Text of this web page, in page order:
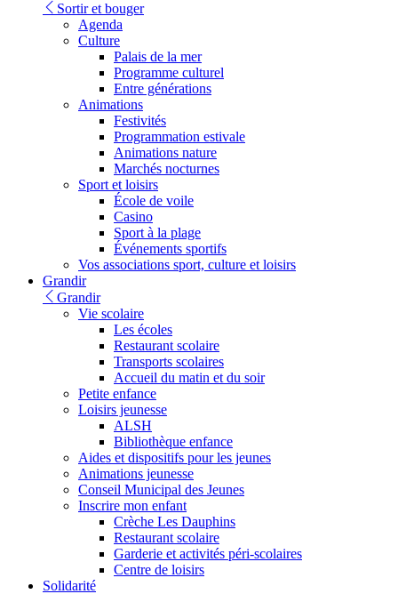
Sortir et bouger
Agenda
Culture
Palais de la mer
Programme culturel
Entre générations
Animations
Festivités
Programmation estivale
Animations nature
Marchés nocturnes
Sport et loisirs
École de voile
Casino
Sport à la plage
Événements sportifs
Vos associations sport, culture et loisirs
Grandir
Grandir
Vie scolaire
Les écoles
Restaurant scolaire
Transports scolaires
Accueil du matin et du soir
Petite enfance
Loisirs jeunesse
ALSH
Bibliothèque enfance
Aides et dispositifs pour les jeunes
Animations jeunesse
Conseil Municipal des Jeunes
Inscrire mon enfant
Crèche Les Dauphins
Restaurant scolaire
Garderie et activités péri-scolaires
Centre de loisirs
Solidarité